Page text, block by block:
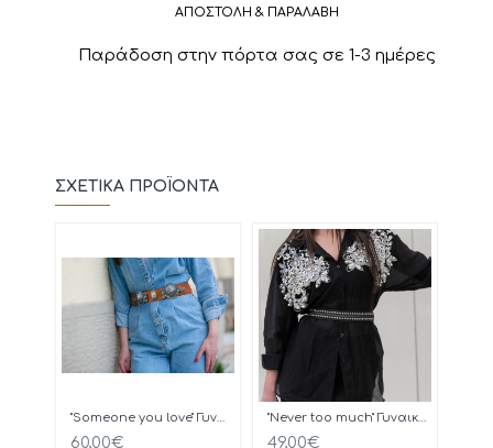
ΑΠΟΣΤΟΛΗ & ΠΑΡΑΛΑΒΗ
Παράδοση στην πόρτα σας σε 1-3 ημέρες
ΣΧΕΤΙΚΆ ΠΡΟΪΌΝΤΑ
"Someone you love" Γυναικεία Ζώνη
60,00€
"Never too much" Γυναικεία Ζώνη
49,00€